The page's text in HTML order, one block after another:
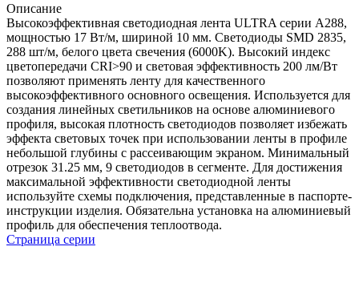
Описание
Высокоэффективная светодиодная лента ULTRA серии A288,
мощностью 17 Вт/м, шириной 10 мм. Светодиоды SMD 2835,
288 шт/м, белого цвета свечения (6000K). Высокий индекс
цветопередачи CRI>90 и световая эффективность 200 лм/Вт
позволяют применять ленту для качественного
высокоэффективного основного освещения. Используется для
создания линейных светильников на основе алюминиевого
профиля, высокая плотность светодиодов позволяет избежать
эффекта световых точек при использовании ленты в профиле
небольшой глубины с рассеивающим экраном. Минимальный
отрезок 31.25 мм, 9 светодиодов в сегменте. Для достижения
максимальной эффективности светодиодной ленты
используйте схемы подключения, представленные в паспорте-
инструкции изделия. Обязательна установка на алюминиевый
профиль для обеспечения теплоотвода.
Страница серии